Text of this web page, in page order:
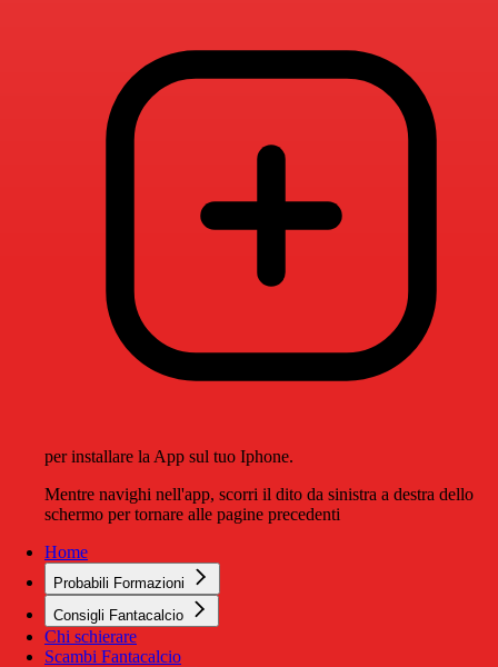
per installare la App sul tuo Iphone.
Mentre navighi nell'app, scorri il dito da sinistra a destra dello
schermo per tornare alle pagine precedenti
Home
Probabili Formazioni
Consigli Fantacalcio
Chi schierare
Scambi Fantacalcio